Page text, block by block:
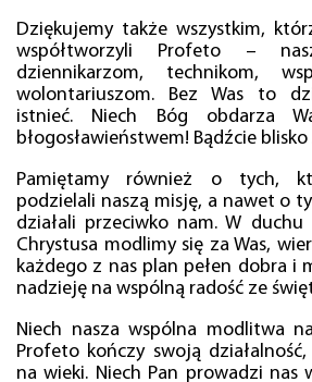
Dziękujemy także wszystkim,
współtworzyli Profeto –
dziennikarzom, technikom,
wolontariuszom. Bez Was to
istnieć. Niech Bóg obdarza
błogosławieństwem! Bądźcie blisko
Pamiętamy również o tych,
podzielali naszą misję, a nawet o
działali przeciwko nam. W duchu
Chrystusa modlimy się za Was,
każdego z nas plan pełen dobra i
nadzieję na wspólną radość ze
Niech nasza wspólna modlitwa
Profeto kończy swoją
na wieki. Niech Pan prowadzi nas